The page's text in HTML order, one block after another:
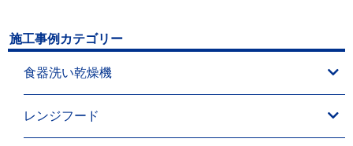
施工事例カテゴリー
食器洗い乾燥機
レンジフード